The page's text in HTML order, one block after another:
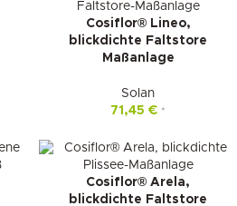
Cosiflor® Lineo,
blickdichte Faltstore
Maßanlage
Solan
71,45 € *
Cosiflor® Arela,
blickdichte Faltstore